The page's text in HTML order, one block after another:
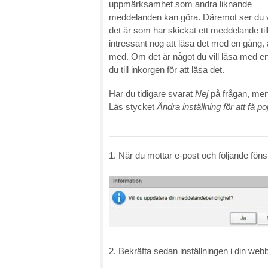
uppmärksamhet som andra liknande
meddelanden kan göra. Däremot ser du
det är som har skickat ett meddelande
intressant nog att läsa det med en
med. Om det är något du vill läsa med
du till inkorgen för att läsa det.
Har du tidigare svarat Nejpå frågan,
Läs stycket Ändra inställning för att få
1. När du mottar e-post och följande
2. Bekräfta sedan inställningen i din